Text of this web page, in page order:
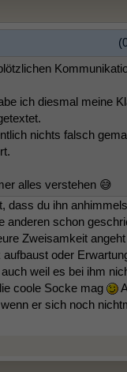
ich diesmal meine
nichts falsch
alles verstehen 😅
dass du ihn
anderen schon
Zweisamkeit
oder
weil es bei ihm
coole Socke mag
er sich noch